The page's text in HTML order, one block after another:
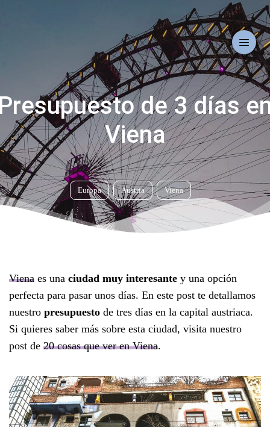
Europa Austria Viena
de 3 días
Viena
Viena es una ciudad muy interesante y una opción
perfecta para pasar unos días. En este post te detallamos
nuestro presupuesto de tres días en la capital austriaca.
Si quieres saber más sobre esta ciudad, visita nuestro
post de 20 cosas que ver en Viena.